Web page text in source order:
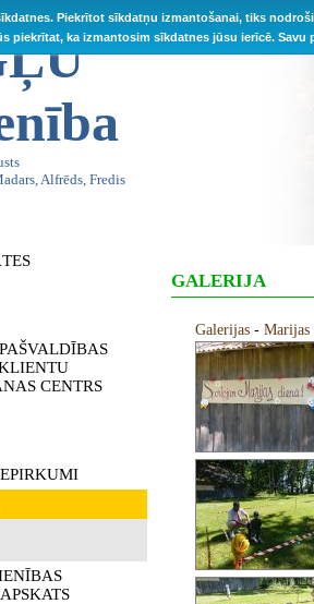
Piekrītot sīkdatņu izmantošanai, tiks
piekrītat, ka izmantosim sīkdatnes jūsu ierīcē.
Alfrēds, Fredis
CENTRS
GALERIJA
Galerijas - Marijas